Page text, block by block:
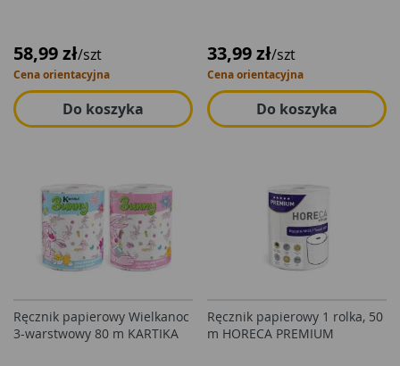
58,99 zł/szt
Cena orientacyjna
Do koszyka
33,99 zł/szt
Cena orientacyjna
Do koszyka
Ręcznik papierowy Wielkanoc
3-warstwowy 80 m KARTIKA
Ręcznik papierowy 1 rolka, 50
m HORECA PREMIUM